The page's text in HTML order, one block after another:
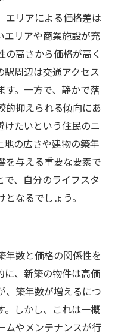
件選びの基準
のチェックリスト
手続き
備
イント
険選び
立てる
建て選びのコツ
響
のポイント
魅力
ライフスタイル
のプロのアドバイ
エリアによる価格差は
エリアや商業施設が充
高さから価格が高く
周辺は交通アクセス
す。一方で、静かで落
的抑えられる傾向にあ
けたいという住民のニ
地の広さや建物の築年
を与える重要な要素で
、自分のライフスタ
なるでしょう。
年数と価格の関係性を
に、新築の物件は高価
、築年数が増えるにつ
。しかし、これは一概
ムやメンテナンスが行